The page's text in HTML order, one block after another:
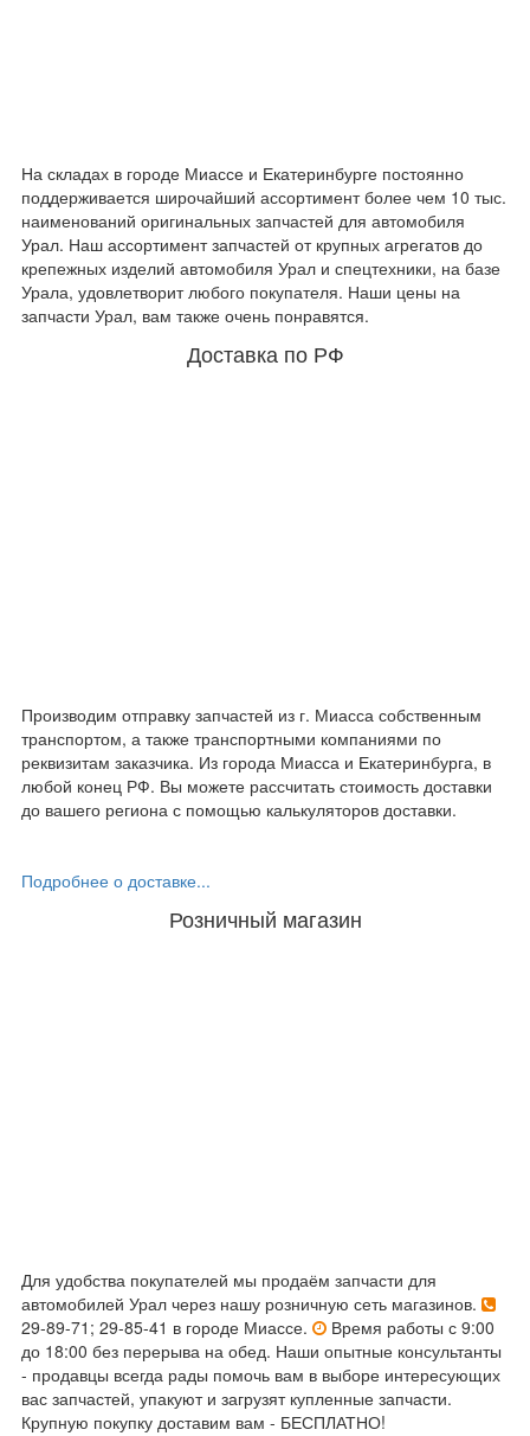
На складах в городе Миассе и Екатеринбурге постоянно
поддерживается широчайший ассортимент более чем 10 тыс.
наименований оригинальных запчастей для автомобиля
Урал. Наш ассортимент запчастей от крупных агрегатов до
крепежных изделий автомобиля Урал и спецтехники, на базе
Урала, удовлетворит любого покупателя. Наши цены на
запчасти Урал, вам также очень понравятся.
Доставка по РФ
Производим отправку запчастей из г. Миасса собственным
транспортом, а также транспортными компаниями по
реквизитам заказчика. Из города Миасса и Екатеринбурга, в
любой конец РФ. Вы можете рассчитать стоимость доставки
до вашего региона с помощью калькуляторов доставки.
Подробнее о доставке...
Розничный магазин
Для удобства покупателей мы продаём запчасти для
автомобилей Урал через нашу розничную сеть магазинов.
29-89-71; 29-85-41 в городе Миассе.
Время работы с 9:00
до 18:00 без перерыва на обед. Наши опытные консультанты
- продавцы всегда рады помочь вам в выборе интересующих
вас запчастей, упакуют и загрузят купленные запчасти.
Крупную покупку доставим вам - БЕСПЛАТНО!